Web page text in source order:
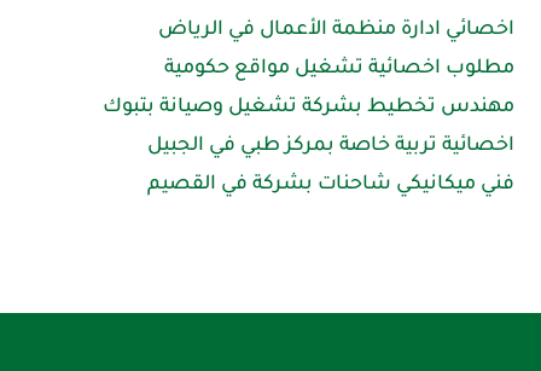
اخصائي ادارة منظمة الأعمال في الرياض
مطلوب اخصائية تشغيل مواقع حكومية
مهندس تخطيط بشركة تشغيل وصيانة بتبوك
اخصائية تربية خاصة بمركز طبي في الجبيل
فني ميكانيكي شاحنات بشركة في القصيم